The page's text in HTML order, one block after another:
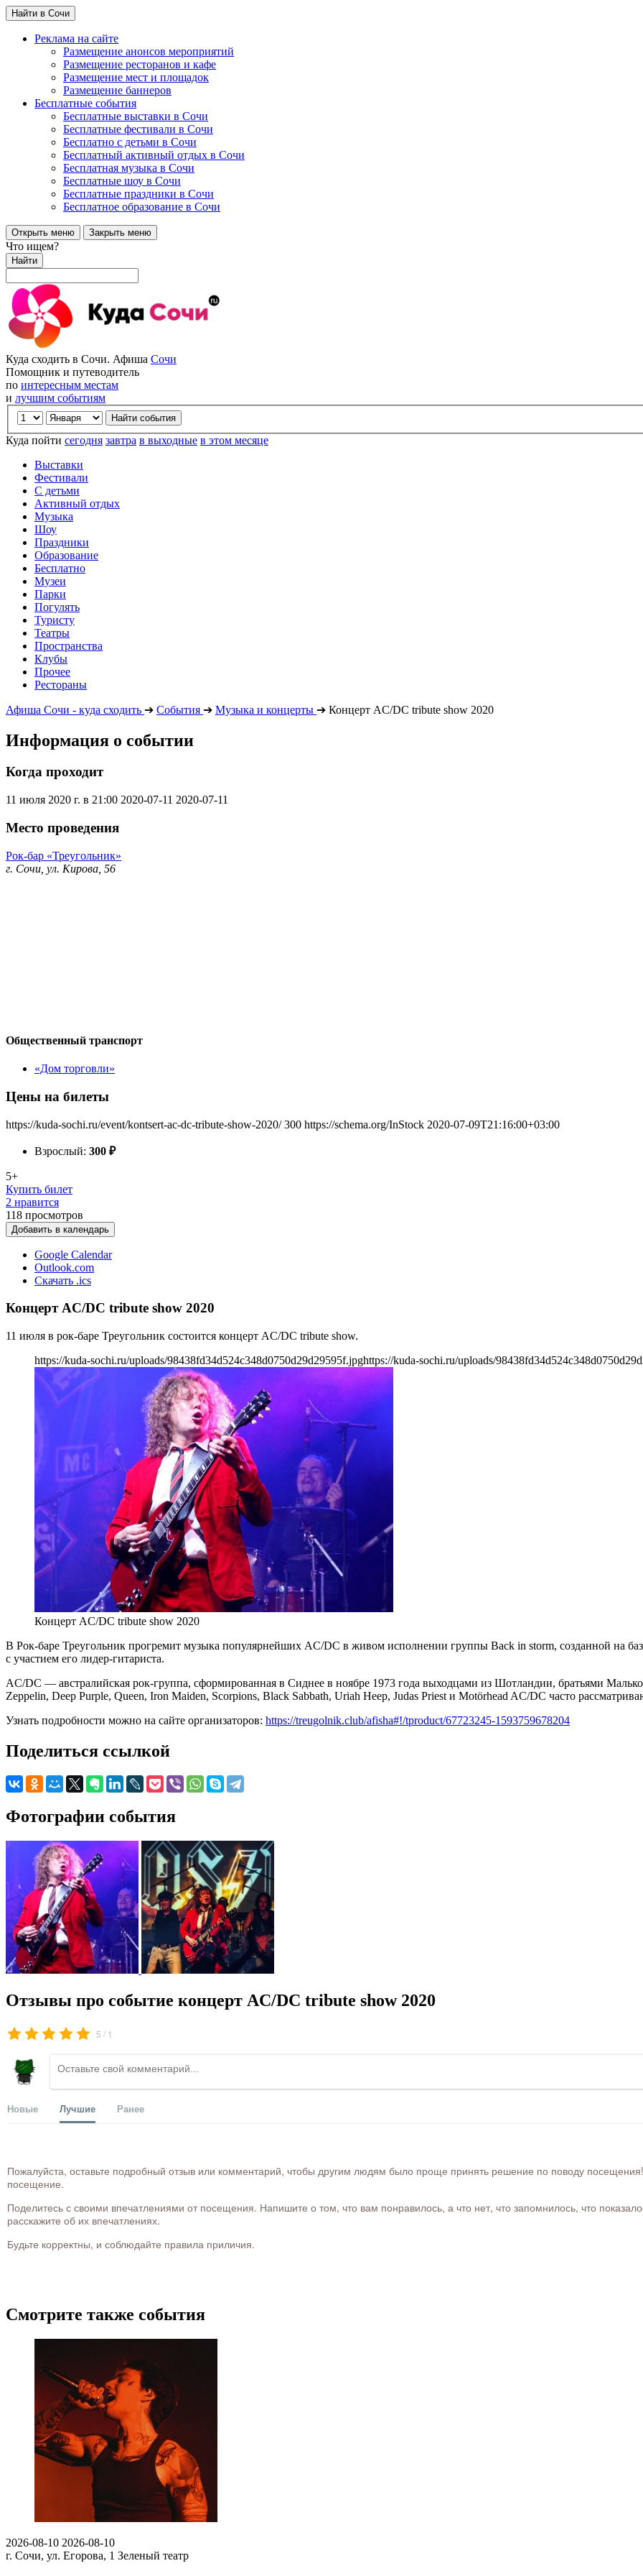
Найти в Сочи
Реклама на сайте
Размещение анонсов мероприятий
Размещение ресторанов и кафе
Размещение мест и площадок
Размещение баннеров
Бесплатные события
Бесплатные выставки в Сочи
Бесплатные фестивали в Сочи
Бесплатно с детьми в Сочи
Бесплатный активный отдых в Сочи
Бесплатная музыка в Сочи
Бесплатные шоу в Сочи
Бесплатные праздники в Сочи
Бесплатное образование в Сочи
Открыть меню Закрыть меню
Что ищем?
Найти
Куда сходить в Сочи. Афиша Сочи
Помощник и путеводитель
по интересным местам
и лучшим событиям
Куда пойти сегодня завтра в выходные в этом месяце
Выставки
Фестивали
С детьми
Активный отдых
Музыка
Шоу
Праздники
Образование
Бесплатно
Музеи
Парки
Погулять
Туристу
Театры
Пространства
Клубы
Прочее
Рестораны
Афиша Сочи - куда сходить ➔ События ➔ Музыка и концерты ➔ Концерт AC/DC tribute show 2020
Информация о событии
Когда проходит
11 июля 2020 г. в 21:00 2020-07-11 2020-07-11
Место проведения
Рок-бар «Треугольник»
г. Сочи, ул. Кирова, 56
Общественный транспорт
«Дом торговли»
Цены на билеты
https://kuda-sochi.ru/event/kontsert-ac-dc-tribute-show-2020/ 300 https://schema.org/InStock 2020-07-09T21:16:00+03:00
Взрослый: 300 ₽
5+
Купить билет
2 нравится
118 просмотров
Добавить в календарь
Google Calendar
Outlook.com
Скачать .ics
Концерт AC/DC tribute show 2020
11 июля в рок-баре Треугольник состоится концерт AC/DC tribute show.
https://kuda-sochi.ru/uploads/98438fd34d524c348d0750d29d29595f.jpghttps://kuda-sochi.ru/uploads/
Концерт AC/DC tribute show 2020
В Рок-баре Треугольник прогремит музыка популярнейших AC/DC в живом исполнении группы Back in storm, созданной на
с участием его лидер-гитариста.
AC/DC — австралийская рок-группа, сформированная в Сиднее в ноябре 1973 года выходцами из Шотландии, братьями
Zeppelin, Deep Purple, Queen, Iron Maiden, Scorpions, Black Sabbath, Uriah Heep, Judas Priest и Motörhead AC/DC часто
Узнать подробности можно на сайте организаторов: https://treugolnik.club/afisha#!/tproduct/67723245-1593759678204
Поделиться ссылкой
Фотографии события
Отзывы про событие концерт AC/DC tribute show 2020
5 / 1
Новые Лучшие Ранее
Пожалуйста, оставьте подробный отзыв или комментарий, чтобы другим людям было проще принять решение по поводу посещения!
посещение.
Поделитесь с своими впечатлениями от посещения. Напишите о том, что вам понравилось, а что нет, что запомнилось, что
расскажите об их впечатлениях.
Будьте корректны, и соблюдайте правила приличия.
Смотрите также события
2026-08-10 2026-08-10
г. Сочи, ул. Егорова, 1 Зеленый театр